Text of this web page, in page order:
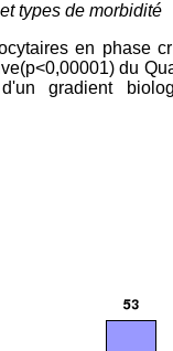
types de morbidité
en phase
du
gradient